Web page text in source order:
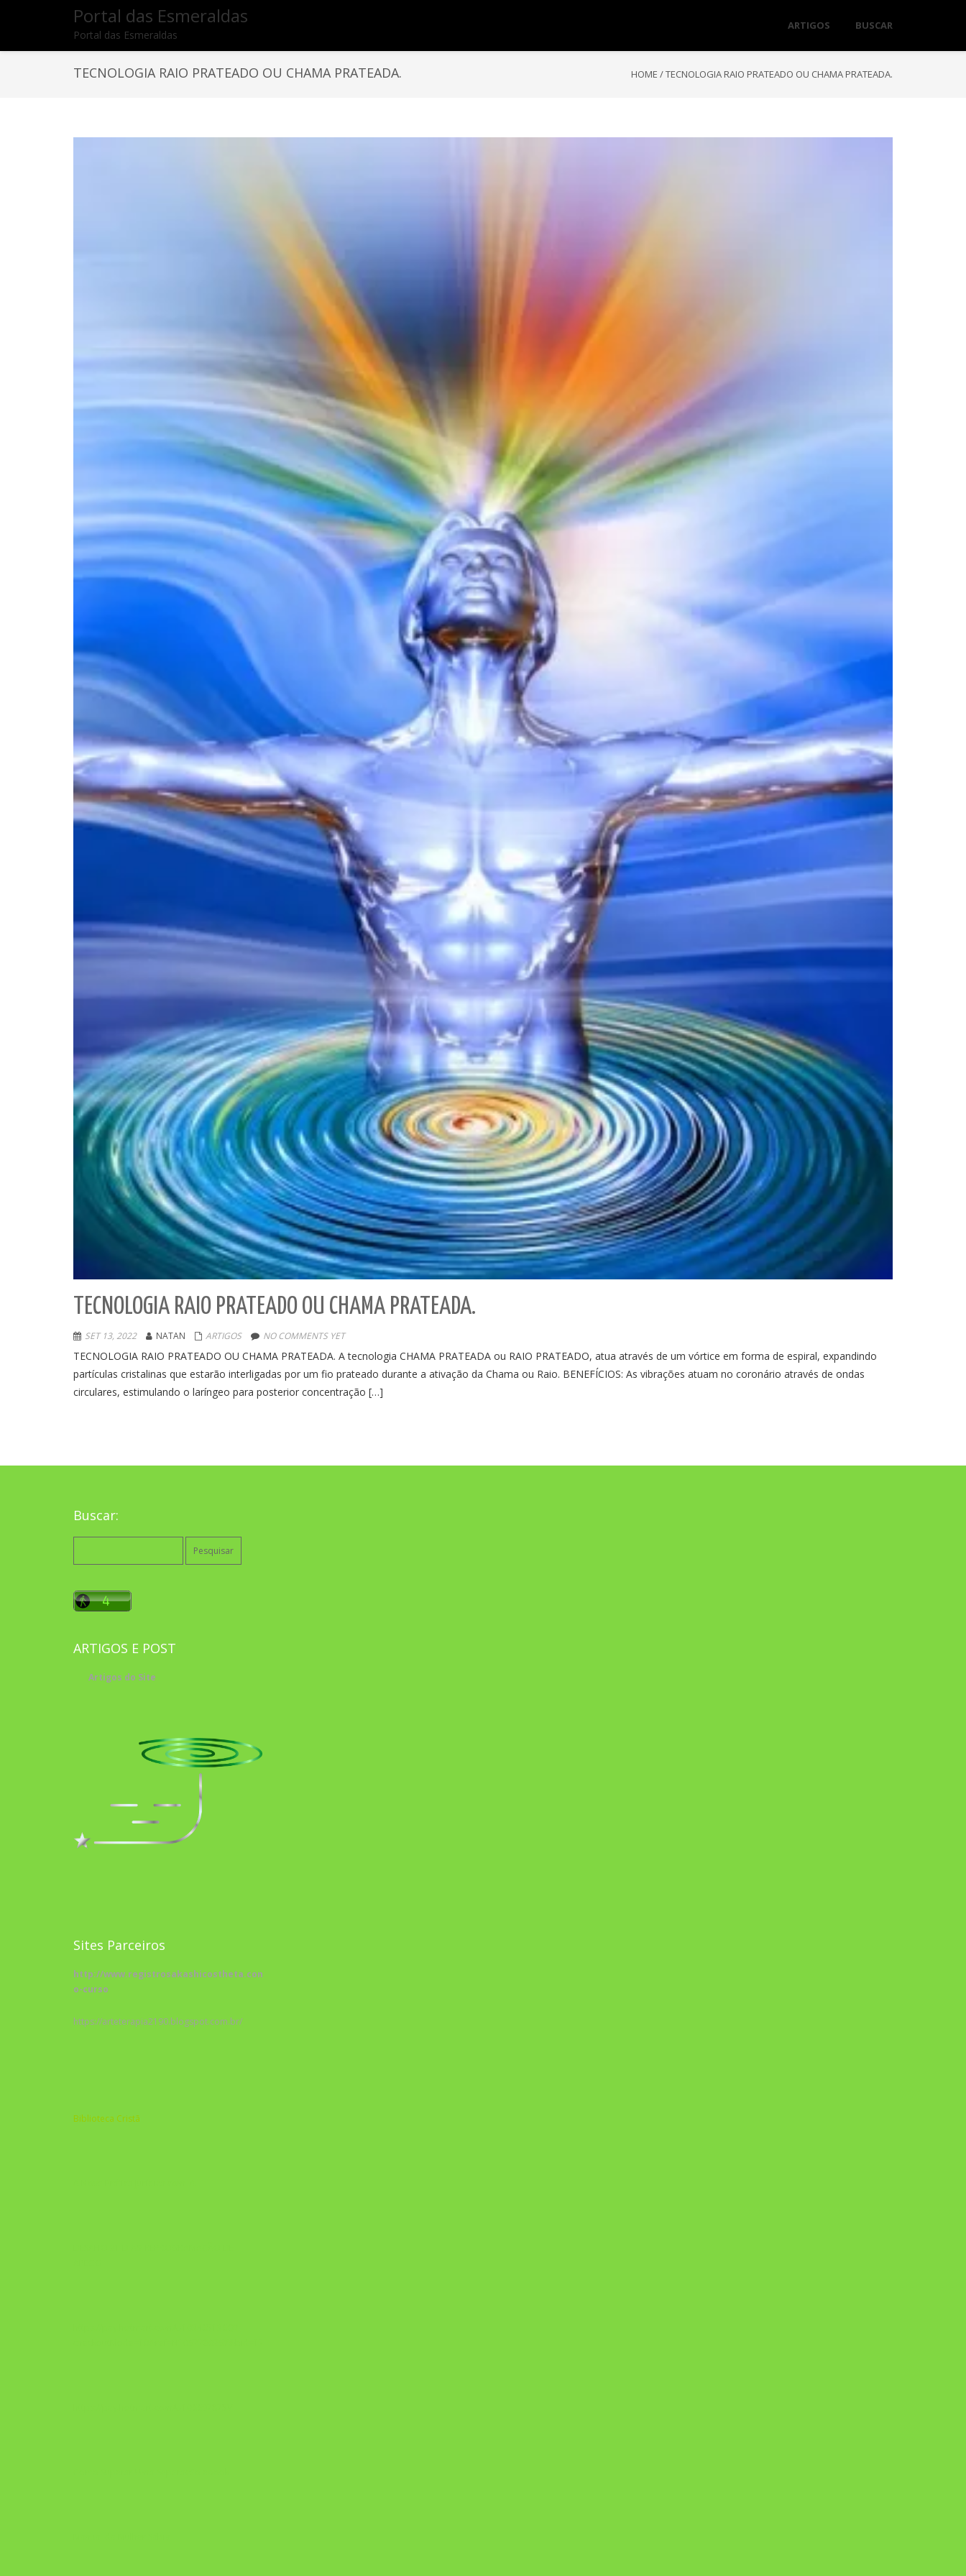
Portal das Esmeraldas
Portal das Esmeraldas
ARTIGOS BUSCAR
TECNOLOGIA RAIO PRATEADO OU CHAMA PRATEADA. HOME /TECNOLOGIA RAIO PRATEADO OU CHAMA PRATEADA.
TECNOLOGIA RAIO PRATEADO OU CHAMA PRATEADA.
SET 13, 2022 NATAN ARTIGOS NO COMMENTS YET
TECNOLOGIA RAIO PRATEADO OU CHAMA PRATEADA. A tecnologia CHAMA PRATEADA ou RAIO PRATEADO, atua através de um vórtice em forma de espiral, expandindo
partículas cristalinas que estarão interligadas por um fio prateado durante a ativação da Chama ou Raio. BENEFÍCIOS: ︎As vibrações atuam no coronário através de ondas
circulares, estimulando o laríngeo para posterior concentração […]
Buscar:
ARTIGOS E POST
Artigos do Site
Sites Parceiros
http://www.registrosakashicostheta.com/curso/sobre-
o-curso
https://arteterapia2190.blogspot.com.br/
Biblioteca Cristã